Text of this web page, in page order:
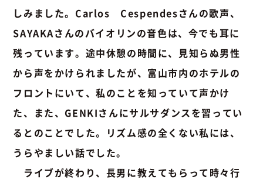
しみました。Carlos Cespendesさんの歌声、
SAYAKAさんのバイオリンの音色は、今でも耳に
残っています。途中休憩の時間に、見知らぬ男性
から声をかけられましたが、富山市内のホテルの
フロントにいて、私のことを知っていて声かけ
た、また、GENKIさんにサルサダンスを習ってい
るとのことでした。リズム感の全くない私には、
うらやましい話でした。
ライブが終わり、長男に教えてもらって時々行